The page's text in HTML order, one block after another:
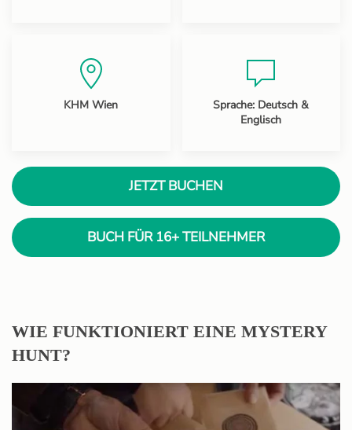
KHM Wien
Sprache: Deutsch &
Englisch
JETZT BUCHEN
BUCH FÜR 16+ TEILNEHMER
WIE FUNKTIONIERT EINE MYSTERY
HUNT?